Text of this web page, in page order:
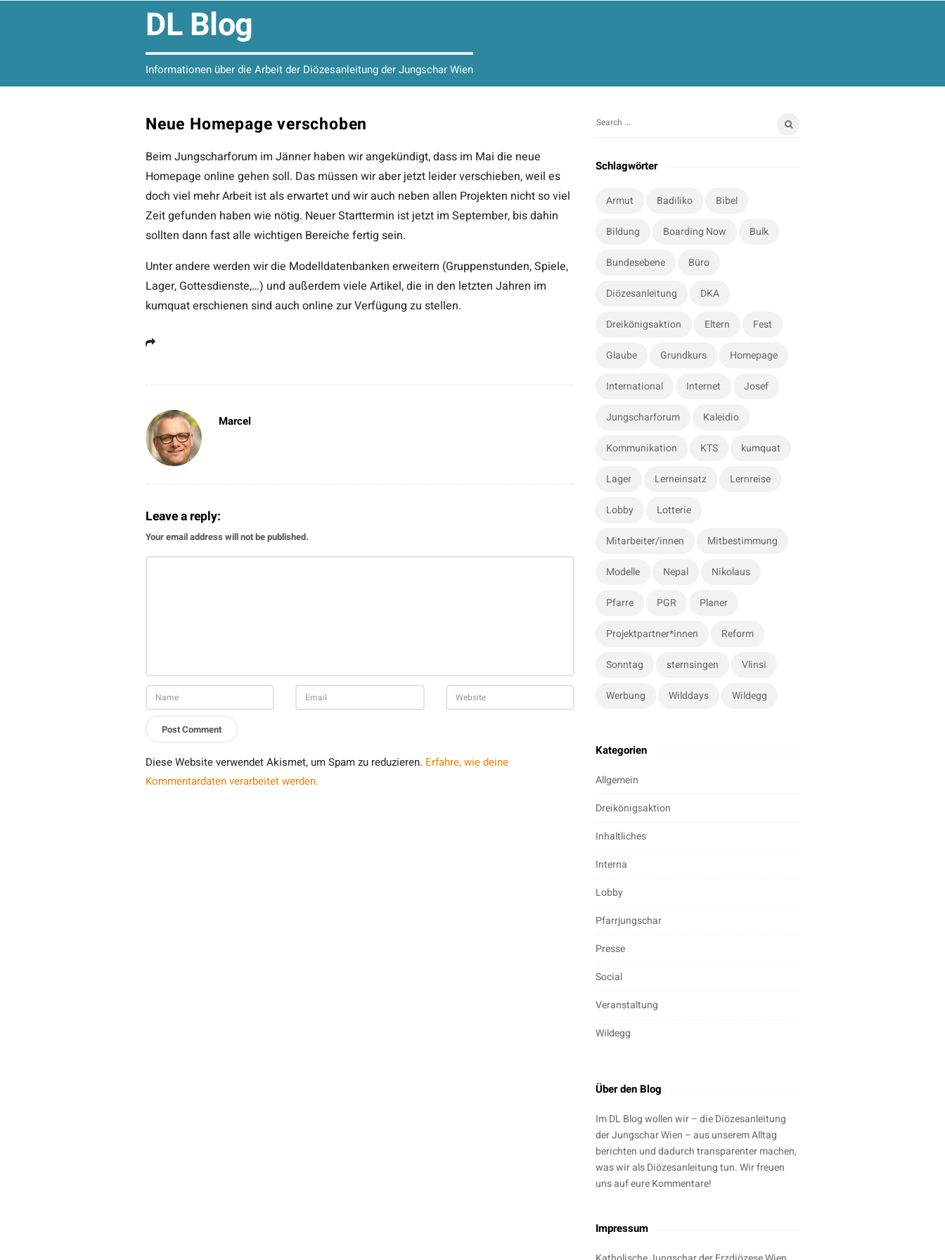
DL Blog
Informationen über die Arbeit der Diözesanleitung der Jungschar Wien
Neue Homepage verschoben
Beim Jungscharforum im Jänner haben wir angekündigt, dass im Mai die neue
Homepage online gehen soll. Das müssen wir aber jetzt leider verschieben, weil es
doch viel mehr Arbeit ist als erwartet und wir auch neben allen Projekten nicht so viel
Zeit gefunden haben wie nötig. Neuer Starttermin ist jetzt im September, bis dahin
sollten dann fast alle wichtigen Bereiche fertig sein.
Unter andere werden wir die Modelldatenbanken erweitern (Gruppenstunden, Spiele,
Lager, Gottesdienste,…) und außerdem viele Artikel, die in den letzten Jahren im
kumquat erschienen sind auch online zur Verfügung zu stellen.
Marcel
Leave a reply:
Your email address will not be published.
Diese Website verwendet Akismet, um Spam zu reduzieren. Erfahre, wie deine
Kommentardaten verarbeitet werden.
S
t
S
a
Schlagwörter
Armut Badiliko Bibel
Bildung Boarding Now Bulk
Bundesebene Büro
Diözesanleitung DKA
Dreikönigsaktion Eltern Fest
Glaube Grundkurs Homepage
International Internet Josef
Jungscharforum Kaleidio
Kommunikation KTS kumquat
Lager Lerneinsatz Lernreise
Lobby Lotterie
Mitarbeiter/innen Mitbestimmung
Modelle Nepal Nikolaus
Pfarre PGR Planer
Projektpartner*innen Reform
Sonntag sternsingen Vlinsi
Werbung Wilddays Wildegg
Kategorien
Allgemein
Dreikönigsaktion
Inhaltliches
Interna
Lobby
Pfarrjungschar
Presse
Social
Veranstaltung
Wildegg
Über den Blog
Im DL Blog wollen wir – die Diözesanleitung
der Jungschar Wien – aus unserem Alltag
berichten und dadurch transparenter machen,
was wir als Diözesanleitung tun. Wir freuen
uns auf eure Kommentare!
Impressum